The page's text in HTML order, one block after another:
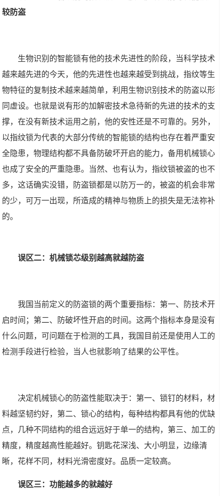
较防盗
生物识别的智能锁有他的技术先进性的阶段，当科学技术
越来越先进的今天，他的先进性也越来越受到挑战，指纹等生
物特征的复制技术越来越简单，利用生物识别技术的防盗以形
同虚设。也就是说有形的加解密技术急待新的先进的技术的支
撑，在没有新技术运用之前，他的安性还是不可靠的。另外，
以指纹锁为代表的大部分传统的智能锁的结构也存在着严重安
全隐患，物理结构都不具备防破坏开启的能力，备用机械锁心
也成了安全的严重隐患。当然、也有认为，指纹锁被盗的也不
多，这话确实没错，防盗锁都是以防万一的，被盗的机会非常
的少，可万一出现，所造成的精神与物质上的损失是无法祢补
的。
误区二：机械锁芯级别越高就越防盗
我国当前定义的防盗锁的两个重要指标：第一、防技术开
启时间；第二、防破坏性开启的时间。这两个指标本身是没有
什么问题，可问题在于检测的工具，我国目前还是使用人工的
检测手段进行检验，当人也就影响了结果的公平性。
决定机械锁心的防盗性能取决于：第一、锁钉的材料，材
料越坚韧约好，第二、锁心的结构，每种结构都具有他的优缺
点，几种不同结构的组合远远好于单一的结构，第三、加工的
精度，精度越高性能越好。钥匙花深浅、大小明显，边缘清
晰，花样不同，材料光滑密度好。品质一定较高。
误区三：功能越多的就越好